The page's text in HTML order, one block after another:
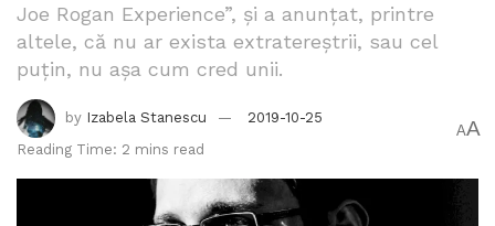
Joe Rogan Experience”, și a anunțat, printre
altele, că nu ar exista extratereștrii, sau cel
puțin, nu așa cum cred unii.
by Izabela Stanescu
2019-10-25
Reading Time: 2 mins read
AA